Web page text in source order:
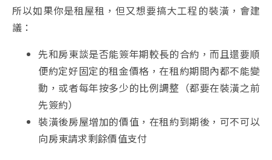
所以如果你是租屋租，但又想要搞大工程的裝潢，會建
議：
先和房東談是否能簽年期較長的合約，而且還要順
便約定好固定的租金價格，在租約期間內都不能變
動，或者每年按多少的比例調整（都要在裝潢之前
先簽約）
裝潢後房屋增加的價值，在租約到期後，可不可以
向房東請求剩餘價值支付